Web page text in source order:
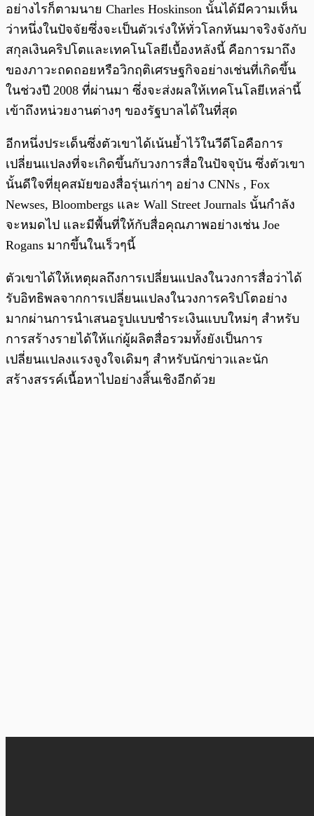
อย่างไรก็ตามนาย Charles Hoskinson นั้นได้มีความเห็น
ว่าหนึ่งในปัจจัยซึ่งจะเป็นตัวเร่งให้ทั่วโลกหันมาจริงจังกับ
สกุลเงินคริปโตและเทคโนโลยีเบื้องหลังนี้ คือการมาถึง
ของภาวะถดถอยหรือวิกฤติเศรษฐกิจอย่างเช่นที่เกิดขึ้น
ในช่วงปี 2008 ที่ผ่านมา ซึ่งจะส่งผลให้เทคโนโลยีเหล่านี้
เข้าถึงหน่วยงานต่างๆ ของรัฐบาลได้ในที่สุด
อีกหนึ่งประเด็นซึ่งตัวเขาได้เน้นย้ำไว้ในวีดีโอคือการ
เปลี่ยนแปลงที่จะเกิดขึ้นกับวงการสื่อในปัจจุบัน ซึ่งตัวเขา
นั้นดีใจที่ยุคสมัยของสื่อรุ่นเก่าๆ อย่าง CNNs , Fox
Newses, Bloombergs และ Wall Street Journals นั้นกำลัง
จะหมดไป และมีพื้นที่ให้กับสื่อคุณภาพอย่างเช่น Joe
Rogans มากขึ้นในเร็วๆนี้
ตัวเขาได้ให้เหตุผลถึงการเปลี่ยนแปลงในวงการสื่อว่าได้
รับอิทธิพลจากการเปลี่ยนแปลงในวงการคริปโตอย่าง
มากผ่านการนำเสนอรูปแบบชำระเงินแบบใหม่ๆ สำหรับ
การสร้างรายได้ให้แก่ผู้ผลิตสื่อรวมทั้งยังเป็นการ
เปลี่ยนแปลงแรงจูงใจเดิมๆ สำหรับนักข่าวและนัก
สร้างสรรค์เนื้อหาไปอย่างสิ้นเชิงอีกด้วย